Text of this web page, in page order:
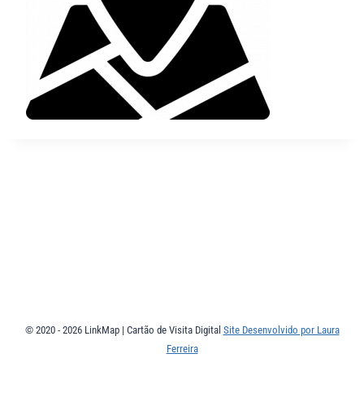
© 2020 - 2026 LinkMap | Cartão de Visita Digital Site Desenvolvido por Laura
Ferreira